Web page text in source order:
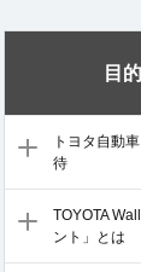
目
トヨタ自動
待
TOYOTA
ント」とは